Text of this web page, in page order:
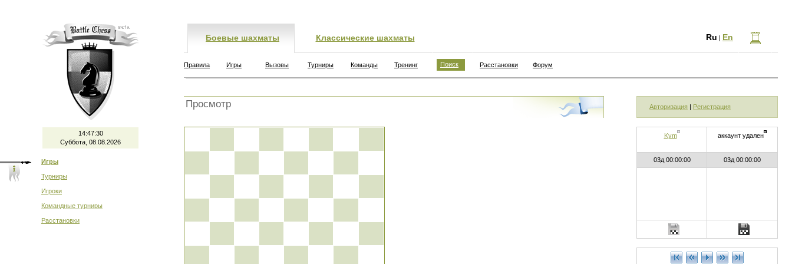
14:47:30
Суббота, 08.08.2026
Игры
Турниры
Игроки
Командные турниры
Расстановки
Боевые шахматы Классические шахматы Ru | En
Правила Игры Вызовы Турниры Команды Тренинг Поиск Расстановки Форум
Просмотр Авторизация | Регистрация
Kym аккаунт удален
03д 00:00:00 03д 00:00:00